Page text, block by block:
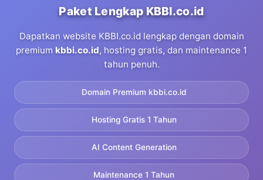
Paket Lengkap KBBI.co.id
Dapatkan website KBBI.co.id lengkap dengan domain
premium kbbi.co.id, hosting gratis, dan maintenance 1
tahun penuh.
Domain Premium kbbi.co.id
Hosting Gratis 1 Tahun
AI Content Generation
Maintenance 1 Tahun